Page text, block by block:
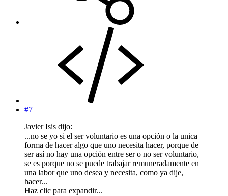
#7
Javier Isis dijo:
...no se yo si el ser voluntario es una opción o la unica
forma de hacer algo que uno necesita hacer, porque de
ser así no hay una opción entre ser o no ser voluntario,
se es porque no se puede trabajar remuneradamente en
una labor que uno desea y necesita, como ya dije,
hacer...
Haz clic para expandir...